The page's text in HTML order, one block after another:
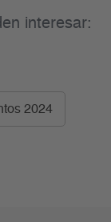
interesar:
2024